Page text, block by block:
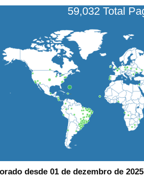
59,032 Total
desde 01 de dezembro de